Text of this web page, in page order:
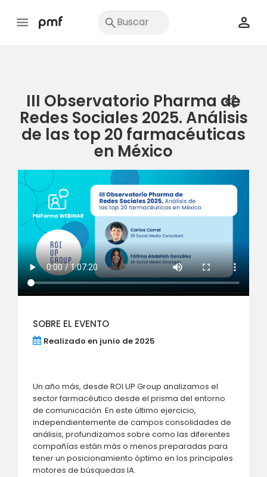
III Observatorio Pharma de
Redes Sociales 2025. Análisis
de las top 20 farmacéuticas
en México
SOBRE EL EVENTO
Realizado en junio de 2025
share
Un año más, desde ROI UP Group analizamos el
sector farmacéutico desde el prisma del entorno
de comunicación. En este último ejercicio,
independientemente de campos consolidades de
análisis, profundizamos sobre como las diferentes
compañías están más o menos preparadas para
tener un posicionamiento óptimo en los principales
motores de búsquedas IA.